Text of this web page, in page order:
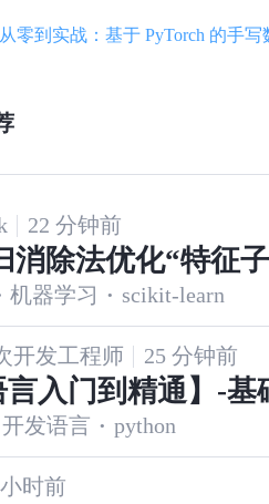
从零到实战：基于 PyTorch 的手
22 分钟前
消除法优化“特征
机器学习 · scikit-learn
开发工程师 25 分钟前
言入门到精通】-基
开发语言 · python
时前